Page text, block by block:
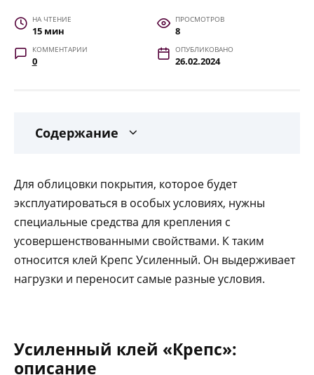
НА ЧТЕНИЕ
15 мин
ПРОСМОТРОВ
8
КОММЕНТАРИИ
0
ОПУБЛИКОВАНО
26.02.2024
Содержание
Для облицовки покрытия, которое будет
эксплуатироваться в особых условиях, нужны
специальные средства для крепления с
усовершенствованными свойствами. К таким
относится клей Крепс Усиленный. Он выдерживает
нагрузки и переносит самые разные условия.
Усиленный клей «Крепс»:
описание